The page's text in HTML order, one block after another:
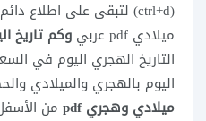
ميلادي pdf عربي
وكم تاريخ
التاريخ الهجري اليوم في
اليوم بالهجري والميلادي
ميلادي وهجري pdf
من